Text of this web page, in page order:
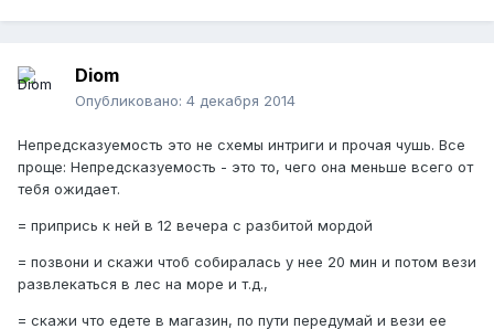
Diom
Опубликовано: 4 декабря 2014
Непредсказуемость это не схемы интриги и прочая чушь. Все
проще: Непредсказуемость - это то, чего она меньше всего от
тебя ожидает.
= припрись к ней в 12 вечера с разбитой мордой
= позвони и скажи чтоб собиралась у нее 20 мин и потом вези
развлекаться в лес на море и т.д.,
= скажи что едете в магазин, по пути передумай и вези ее